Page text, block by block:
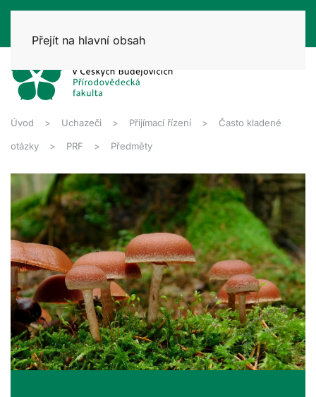
Přejít na hlavní obsah
Úvod Uchazeči Přijímací řízení Často kladené
otázky PRF Předměty